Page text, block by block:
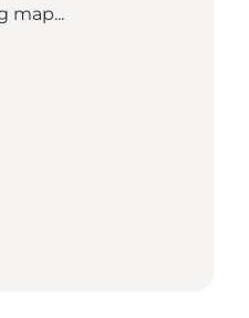
map...